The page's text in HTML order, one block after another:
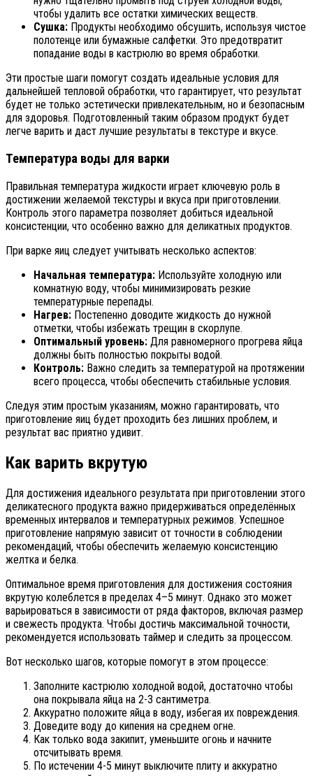
чтобы удалить все остатки химических веществ.
Сушка: Продукты необходимо обсушить, используя чистое
полотенце или бумажные салфетки. Это предотвратит
попадание воды в кастрюлю во время обработки.
Эти простые шаги помогут создать идеальные условия для
дальнейшей тепловой обработки, что гарантирует, что результат
будет не только эстетически привлекательным, но и безопасным
для здоровья. Подготовленный таким образом продукт будет
легче варить и даст лучшие результаты в текстуре и вкусе.
Температура воды для варки
Правильная температура жидкости играет ключевую роль в
достижении желаемой текстуры и вкуса при приготовлении.
Контроль этого параметра позволяет добиться идеальной
консистенции, что особенно важно для деликатных продуктов.
При варке яиц следует учитывать несколько аспектов:
Начальная температура: Используйте холодную или
комнатную воду, чтобы минимизировать резкие
температурные перепады.
Нагрев: Постепенно доводите жидкость до нужной
отметки, чтобы избежать трещин в скорлупе.
Оптимальный уровень: Для равномерного прогрева яйца
должны быть полностью покрыты водой.
Контроль: Важно следить за температурой на протяжении
всего процесса, чтобы обеспечить стабильные условия.
Следуя этим простым указаниям, можно гарантировать, что
приготовление яиц будет проходить без лишних проблем, и
результат вас приятно удивит.
Как варить вкрутую
Для достижения идеального результата при приготовлении этого
деликатесного продукта важно придерживаться определённых
временных интервалов и температурных режимов. Успешное
приготовление напрямую зависит от точности в соблюдении
рекомендаций, чтобы обеспечить желаемую консистенцию
желтка и белка.
Оптимальное время приготовления для достижения состояния
вкрутую колеблется в пределах 4–5 минут. Однако это может
варьироваться в зависимости от ряда факторов, включая размер
и свежесть продукта. Чтобы достичь максимальной точности,
рекомендуется использовать таймер и следить за процессом.
Вот несколько шагов, которые помогут в этом процессе:
Заполните кастрюлю холодной водой, достаточно чтобы
она покрывала яйца на 2-3 сантиметра.
Аккуратно положите яйца в воду, избегая их повреждения.
Доведите воду до кипения на среднем огне.
Как только вода закипит, уменьшите огонь и начните
отсчитывать время.
По истечении 4-5 минут выключите плиту и аккуратно